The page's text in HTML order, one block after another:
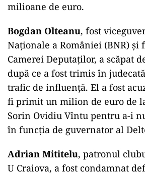
milioane de euro.
Bogdan Olteanu, fost
Naționale a României (BNR) și
Camerei Deputaților, a scăpat
după ce a fost trimis în
trafic de influență. El a fost
fi primit un milion de euro de
Sorin Ovidiu Vîntu pentru a-i
în funcția de guvernator al
Adrian Mititelu, patronul
U Craiova, a fost condamnat